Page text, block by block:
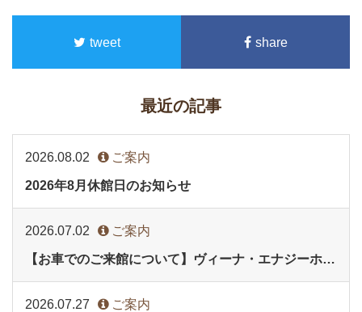
tweet share
最近の記事
2026.08.02 ご案内
2026年8月休館日のお知らせ
2026.07.02 ご案内
【お車でのご来館について】ヴィーナ・エナジーホール(多目的ホール)イベント時
2026.07.27 ご案内